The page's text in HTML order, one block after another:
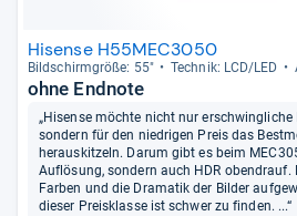
Hisense H55MEC3050
Bild­schirm­größe: 55" Tech­nik: LCD/LED
ohne Endnote
„Hisense möchte nicht nur erschwingliche
sondern für den niedrigen Preis das
herauskitzeln. Darum gibt es beim
Auflösung, sondern auch HDR obendrauf.
Farben und die Dramatik der Bilder
dieser Preisklasse ist schwer zu finden. ...“